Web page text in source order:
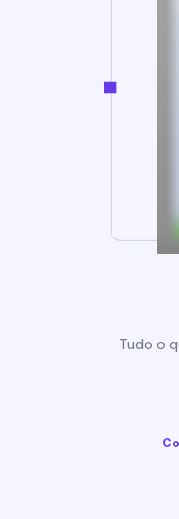
Tudo o